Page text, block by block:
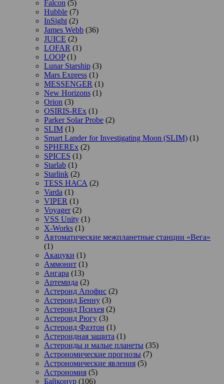
Falcon (5)
Hubble (7)
InSight (2)
James Webb (36)
JUICE (2)
LOFAR (1)
LOOP(1)
Lunar Starship (3)
Mars Express (1)
MESSENGER (1)
New Horizons (1)
Orion (3)
OSIRIS-REx (1)
Parker Solar Probe (2)
SLIM (1)
Smart Lander for Investigating Moon (SLIM) (1)
SPHEREx (2)
SPICES (1)
Starlab (1)
Starlink (2)
TESS НАСА (2)
Varda (1)
VIPER (1)
Voyager(2)
VSS Unity (1)
X-Works (1)
Автоматические межпланетные станции «Вега»
(1)
Акацуки (1)
Аммонит (1)
Ангара (13)
Артемида (2)
Астероид Апофис (2)
Астероид Бенну (3)
Астероид Психея (2)
Астероид Рюгу (3)
Астероид Фаэтон (1)
Астероидная защита (1)
Астероиды и малые планеты (35)
Астрономические прогнозы (7)
Астрономические явления (5)
Астрономия (5)
Байконур (106)